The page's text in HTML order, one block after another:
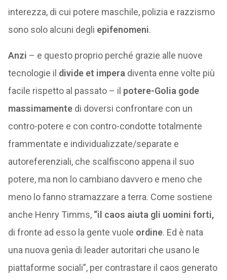
interezza, di cui potere maschile, polizia e razzismo
sono solo alcuni degli epifenomeni.
Anzi – e questo proprio perché grazie alle nuove
tecnologie il divide et impera diventa enne volte più
facile rispetto al passato – il potere-Golia gode
massimamentedi doversi confrontare con un
contro-potere e con contro-condotte totalmente
frammentate e individualizzate/separate e
autoreferenziali, che scalfiscono appena il suo
potere, ma non lo cambiano davvero e meno che
meno lo fanno stramazzare a terra. Come sostiene
anche Henry Timms, “il caos aiuta gli uomini forti,
di fronte ad esso la gente vuole ordine. Ed è nata
una nuova genìa di leader autoritari che usano le
piattaforme sociali”, per contrastare il caos generato